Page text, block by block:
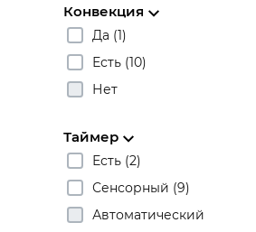
Конвекция
Да (1)
Есть (10)
Нет
Таймер
Есть (2)
Сенсорный (9)
Автоматический